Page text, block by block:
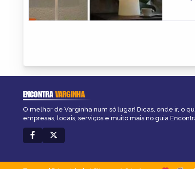
ENCONTRAVARGINHA
O melhor de Varginha num só lugar! Dicas, onde ir, o
empresas, locais, serviços e muito mais no guia